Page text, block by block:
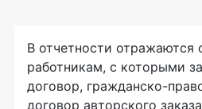
В отчетности отражаются
работникам, с которыми
договор, гражданско-
договор авторского